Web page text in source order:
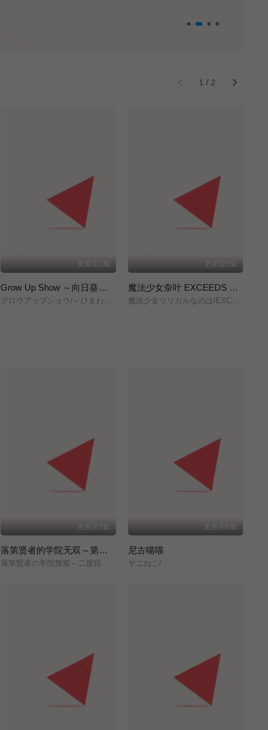
更新至5集
Grow Up Show ～向日葵马戏团～
グロウアップショウ/～ひまわりのサーカス団～/
更新至5集
魔法少女奈叶 EXCEEDS Gun Blaze Vengeance
魔法少女リリカルなのは/EXCEEDS/Gun/Blaze/Vengeance/
1 / 2
更新至7集
落第贤者的学院无双～第二次转生的S级开外挂魔术师冒险录～
更新至6集
尼古喵喵
ヤニねこ/